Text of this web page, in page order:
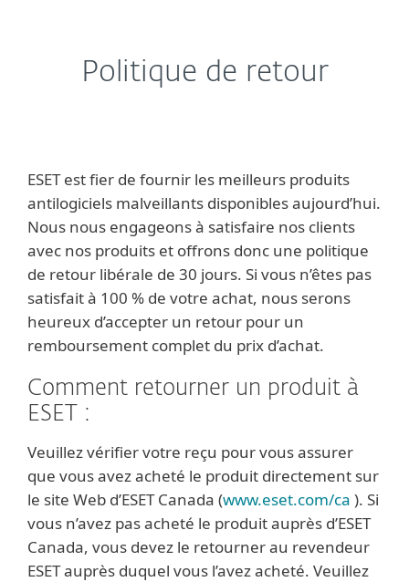
Politique de retour
ESET est fier de fournir les meilleurs produits
antilogiciels malveillants disponibles aujourd’hui.
Nous nous engageons à satisfaire nos clients
avec nos produits et offrons donc une politique
de retour libérale de 30 jours. Si vous n’êtes pas
satisfait à 100 % de votre achat, nous serons
heureux d’accepter un retour pour un
remboursement complet du prix d’achat.
Comment retourner un produit à
ESET :
Veuillez vérifier votre reçu pour vous assurer
que vous avez acheté le produit directement sur
le site Web d’ESET Canada (www.eset.com/ca ). Si
vous n’avez pas acheté le produit auprès d’ESET
Canada, vous devez le retourner au revendeur
ESET auprès duquel vous l’avez acheté. Veuillez